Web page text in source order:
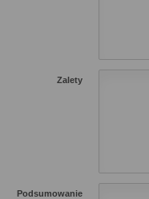
Zalety
Podsumowanie